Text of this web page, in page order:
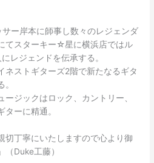
ー岸本に師事し数々のレジェンダ
てスターキー☆星に横浜店ではル
レジェンドを伝承する。
ネストギターズ2階で新たなるギタ
ジックはロック、カントリー、
ーに精通。
丁寧にいたしますので心より御
Duke工藤）